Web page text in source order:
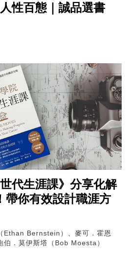
性百態｜誠品選書
代生涯課》分享化解
帶你有效設計職涯方
Ethan Bernstein）、麥可．霍恩
伯．莫伊斯塔（Bob Moesta）